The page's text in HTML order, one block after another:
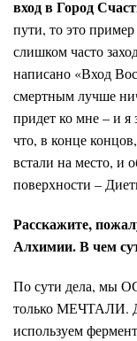
вход в Город
пути, то это
слишком часто
написано «Вход
смертным лучше
придет ко мне – и
что, в конце
встали на место, и
поверхности –
Расскажите,
Алхимии. В чем
По сути дела, мы
только МЕЧТАЛИ.
используем